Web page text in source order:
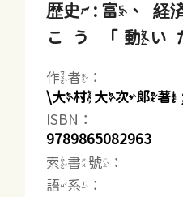
歴史 : 富、経
こう「動い
作者：
\大村大次郎著
ISBN：
9789865082963
索書號：
語系：